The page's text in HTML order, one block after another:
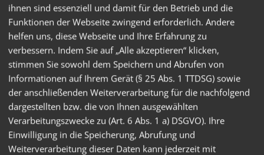
VI. Befreiung von der Leistungspflicht,
Rücktritt vom Vertrag
1. Höhere Gewalt befreit die Vertragspartner für die Dauer
der Störung und im Umfange ihrer Wirkung von den
Leistungspflichten. Die Vertragspartner sind verpflichtet,
im Rahmen des Zumutbaren unverzüglich die
erforderlichen Informationen zu übermitteln und ihre
Verpflichtungen den veränderten Verhältnissen nach Treu
und Glauben anzupassen.
ihnen sind essenziell und damit für den Betrieb und die
Funktionen der Webseite zwingend erforderlich. Andere
helfen uns, diese Webseite und Ihre Erfahrung zu
verbessern. Indem Sie auf „Alle akzeptieren“ klicken,
stimmen Sie sowohl dem Speichern und Abrufen von
Informationen auf Ihrem Gerät (§ 25 Abs. 1 TTDSG) sowie
der anschließenden Weiterverarbeitung für die nachfolgend
dargestellten bzw. die von Ihnen ausgewählten
Verarbeitungszwecke zu (Art. 6 Abs. 1 a) DSGVO). Ihre
Einwilligung in die Speicherung, Abrufung und
Weiterverarbeitung dieser Daten kann jederzeit mit